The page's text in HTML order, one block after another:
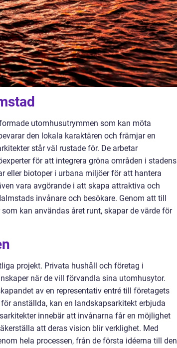
utomhusutrymmen som kan möta
den lokala karaktären och främjar en
står väl rustade för. De arbetar
för att integrera gröna områden i stadens
eller biotoper i urbana miljöer för att hantera
vara avgörande i att skapa attraktiva och
invånare och besökare. Genom att till
kan användas året runt, skapar de värde för
projekt. Privata hushåll och företag i
när de vill förvandla sina utomhusytor.
av en representativ entré till företagets
anställda, kan en landskapsarkitekt erbjuda
innebär att invånarna får en möjlighet
att deras vision blir verklighet. Med
hela processen, från de första idéerna till den